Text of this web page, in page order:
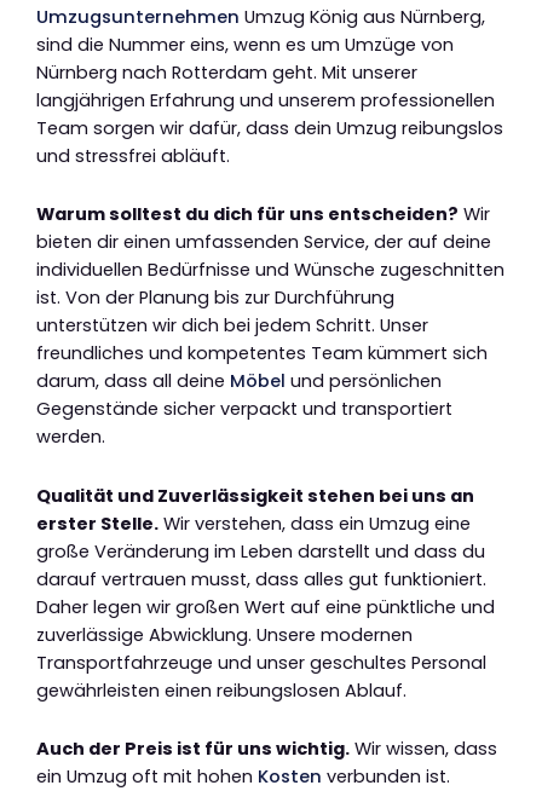
Umzugsunternehmen Umzug König aus Nürnberg,
sind die Nummer eins, wenn es um Umzüge von
Nürnberg nach Rotterdam geht. Mit unserer
langjährigen Erfahrung und unserem professionellen
Team sorgen wir dafür, dass dein Umzug reibungslos
und stressfrei abläuft.
Warum solltest du dich für uns entscheiden? Wir
bieten dir einen umfassenden Service, der auf deine
individuellen Bedürfnisse und Wünsche zugeschnitten
ist. Von der Planung bis zur Durchführung
unterstützen wir dich bei jedem Schritt. Unser
freundliches und kompetentes Team kümmert sich
darum, dass all deine Möbel und persönlichen
Gegenstände sicher verpackt und transportiert
werden.
Qualität und Zuverlässigkeit stehen bei uns an
erster Stelle. Wir verstehen, dass ein Umzug eine
große Veränderung im Leben darstellt und dass du
darauf vertrauen musst, dass alles gut funktioniert.
Daher legen wir großen Wert auf eine pünktliche und
zuverlässige Abwicklung. Unsere modernen
Transportfahrzeuge und unser geschultes Personal
gewährleisten einen reibungslosen Ablauf.
Auch der Preis ist für uns wichtig. Wir wissen, dass
ein Umzug oft mit hohen Kosten verbunden ist.